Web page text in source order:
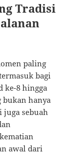
Tradisi
paling
bagi
ke-8 hingga
bukan hanya
juga sebuah
awal dari